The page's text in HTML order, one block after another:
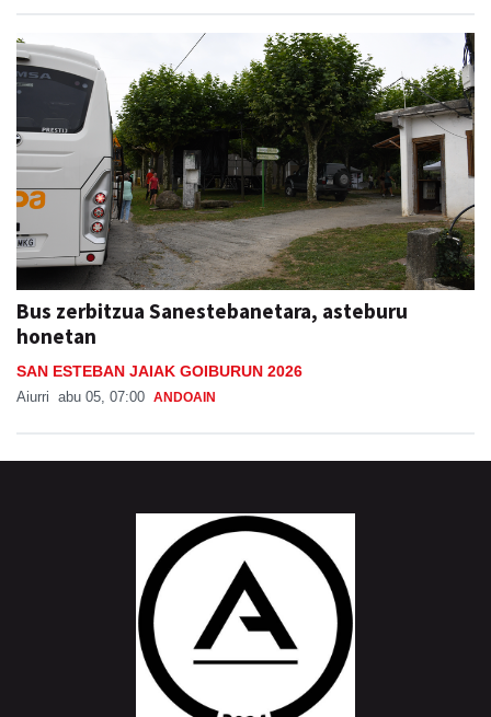
Bus zerbitzua Sanestebanetara, asteburu
honetan
SAN ESTEBAN JAIAK GOIBURUN 2026
Aiurri abu 05, 07:00 ANDOAIN